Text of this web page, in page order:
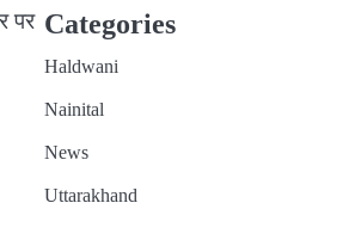
पर Categories
Haldwani
Nainital
News
Uttarakhand